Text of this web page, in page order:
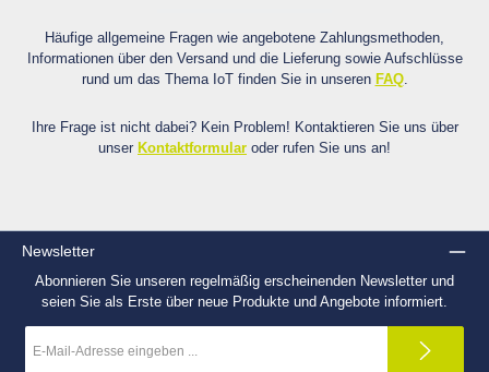
Häufige allgemeine Fragen wie angebotene Zahlungsmethoden,
Informationen über den Versand und die Lieferung sowie Aufschlüsse
rund um das Thema IoT finden Sie in unseren FAQ.
Ihre Frage ist nicht dabei? Kein Problem! Kontaktieren Sie uns über
unser Kontaktformular oder rufen Sie uns an!
Newsletter
Abonnieren Sie unseren regelmäßig erscheinenden Newsletter und
seien Sie als Erste über neue Produkte und Angebote informiert.
Mail-